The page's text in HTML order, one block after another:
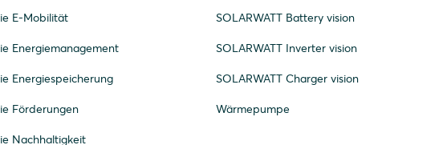
E-Mobilität
Energiemanagement
Energiespeicherung
Förderungen
Nachhaltigkeit
SOLARWATT Battery vision
SOLARWATT Inverter vision
SOLARWATT Charger vision
Wärmepumpe